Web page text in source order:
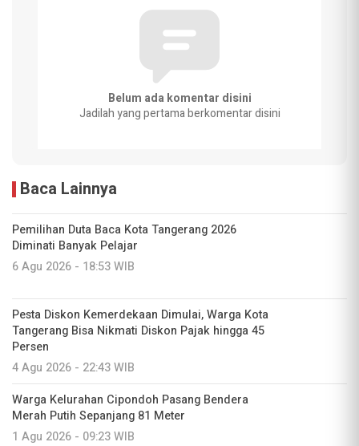
Belum ada komentar disini
Jadilah yang pertama berkomentar disini
Baca Lainnya
Pemilihan Duta Baca Kota Tangerang 2026
Diminati Banyak Pelajar
6 Agu 2026 - 18:53 WIB
Pesta Diskon Kemerdekaan Dimulai, Warga Kota
Tangerang Bisa Nikmati Diskon Pajak hingga 45
Persen
4 Agu 2026 - 22:43 WIB
Warga Kelurahan Cipondoh Pasang Bendera
Merah Putih Sepanjang 81 Meter
1 Agu 2026 - 09:23 WIB